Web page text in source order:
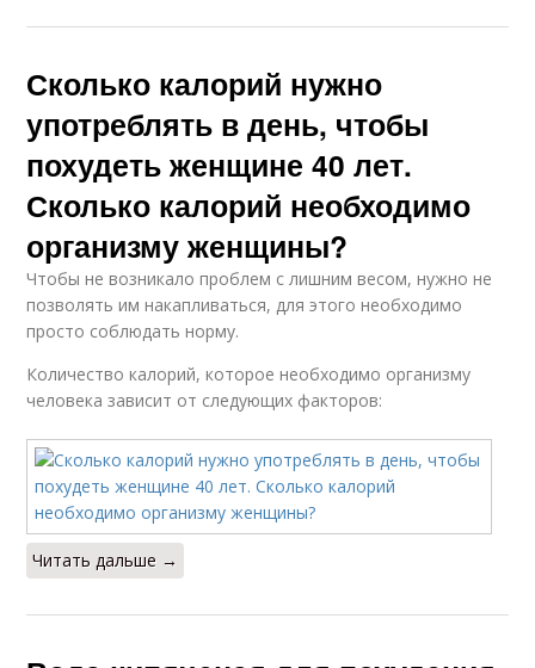
Сколько калорий нужно
употреблять в день, чтобы
похудеть женщине 40 лет.
Сколько калорий необходимо
организму женщины?
Чтобы не возникало проблем с лишним весом, нужно не
позволять им накапливаться, для этого необходимо
просто соблюдать норму.
Количество калорий, которое необходимо организму
человека зависит от следующих факторов:
Читать дальше →